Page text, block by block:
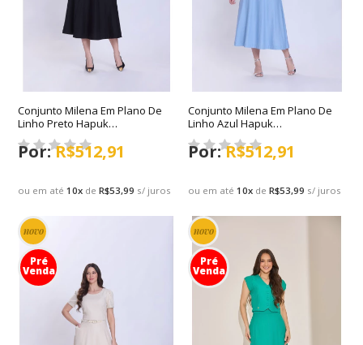
Conjunto Milena Em Plano De
Linho Preto Hapuk
Primavera/Verão 2027
ou em até10x deR$53,99 s/ juros
R$512,91
Conjunto Milena Em Plano De
Linho Azul Hapuk
Primavera/Verão 2027
ou em até10x deR$53,99 s/ juros
R$512,91
novo
Pré
Venda
novo
Pré
Venda